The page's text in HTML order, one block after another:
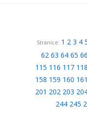
Stranice: 1 2 3 4
62 63 64 65 66
115 116 117 118
158 159 160 161
201 202 203
244 245